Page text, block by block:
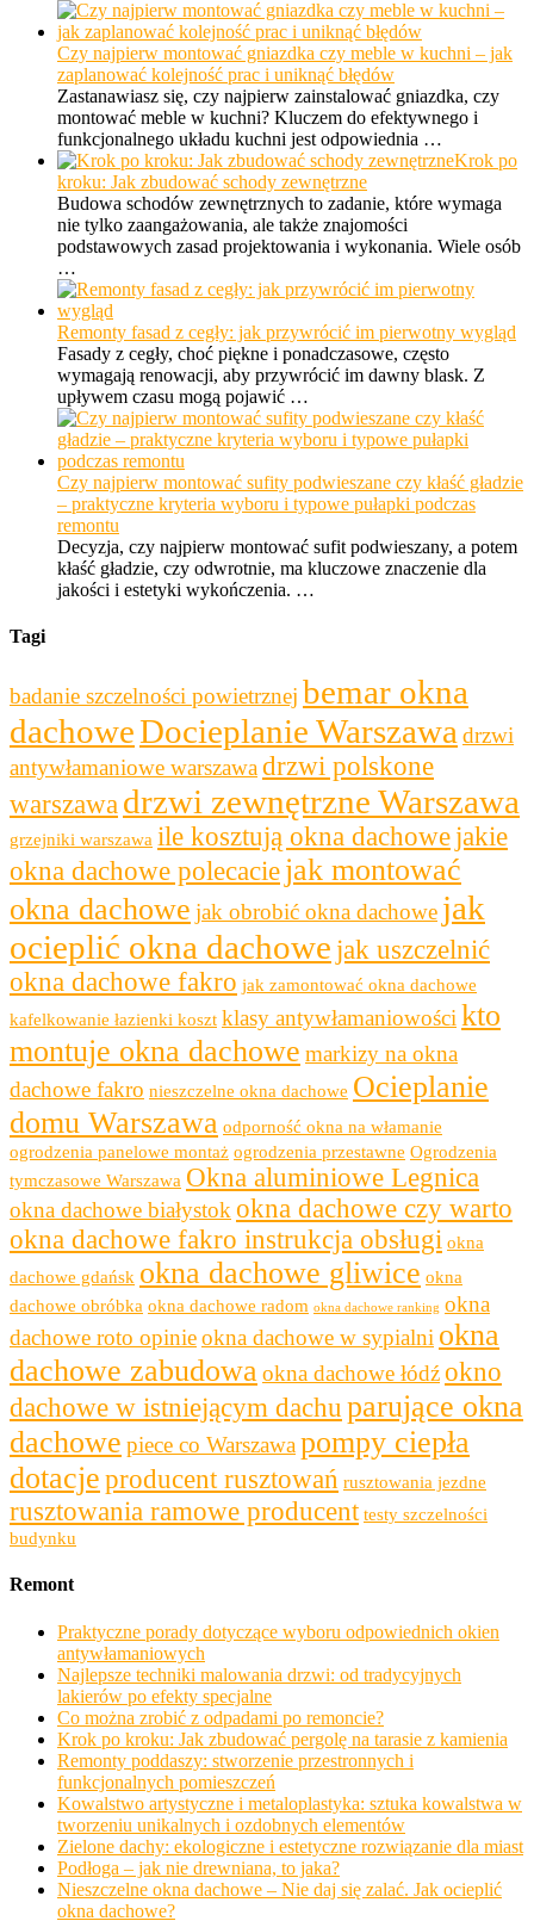
Czy najpierw montować gniazdka czy meble w kuchni – jak
zaplanować kolejność prac i uniknąć błędów
Zastanawiasz się, czy najpierw zainstalować gniazdka, czy
montować meble w kuchni? Kluczem do efektywnego i
funkcjonalnego układu kuchni jest odpowiednia …
Krok po
kroku: Jak zbudować schody zewnętrzne
Budowa schodów zewnętrznych to zadanie, które wymaga
nie tylko zaangażowania, ale także znajomości
podstawowych zasad projektowania i wykonania. Wiele osób
…
Remonty fasad z cegły: jak przywrócić im pierwotny wygląd
Fasady z cegły, choć piękne i ponadczasowe, często
wymagają renowacji, aby przywrócić im dawny blask. Z
upływem czasu mogą pojawić …
Czy najpierw montować sufity podwieszane czy kłaść gładzie
– praktyczne kryteria wyboru i typowe pułapki podczas
remontu
Decyzja, czy najpierw montować sufit podwieszany, a potem
kłaść gładzie, czy odwrotnie, ma kluczowe znaczenie dla
jakości i estetyki wykończenia. …
Tagi
badanie szczelności powietrznej bemar okna
dachoweDocieplanie Warszawa drzwi
antywłamaniowe warszawadrzwi polskone
warszawa drzwi zewnętrzne Warszawa
grzejniki warszawa ile kosztują okna dachowe jakie
okna dachowe polecacie jak montować
okna dachowe jak obrobić okna dachowe jak
ocieplić okna dachowe jak uszczelnić
okna dachowe fakro jak zamontować okna dachowe
kafelkowanie łazienki koszt klasy antywłamaniowości kto
montuje okna dachowe markizy na okna
dachowe fakro nieszczelne okna dachowe Ocieplanie
domu Warszawa odporność okna na włamanie
ogrodzenia panelowe montaż ogrodzenia przestawne Ogrodzenia
tymczasowe Warszawa Okna aluminiowe Legnica
okna dachowe białystok okna dachowe czy warto
okna dachowe fakro instrukcja obsługi okna
dachowe gdańsk okna dachowe gliwice okna
dachowe obróbka okna dachowe radom okna dachowe ranking okna
dachowe roto opinieokna dachowe w sypialni okna
dachowe zabudowaokna dachowe łódźokno
dachowe w istniejącym dachu parujące okna
dachowe piece co Warszawapompy ciepła
dotacje producent rusztowań rusztowania jezdne
rusztowania ramowe producent testy szczelności
budynku
Remont
Praktyczne porady dotyczące wyboru odpowiednich okien
antywłamaniowych
Najlepsze techniki malowania drzwi: od tradycyjnych
lakierów po efekty specjalne
Co można zrobić z odpadami po remoncie?
Krok po kroku: Jak zbudować pergolę na tarasie z kamienia
Remonty poddaszy: stworzenie przestronnych i
funkcjonalnych pomieszczeń
Kowalstwo artystyczne i metaloplastyka: sztuka kowalstwa w
tworzeniu unikalnych i ozdobnych elementów
Zielone dachy: ekologiczne i estetyczne rozwiązanie dla miast
Podłoga – jak nie drewniana, to jaka?
Nieszczelne okna dachowe – Nie daj się zalać. Jak ocieplić
okna dachowe?